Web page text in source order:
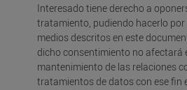
Interesado tiene derecho a
tratamiento, pudiendo hacerlo por
medios descritos en este
dicho consentimiento no afectará
mantenimiento de las relaciones
tratamientos de datos con ese fin